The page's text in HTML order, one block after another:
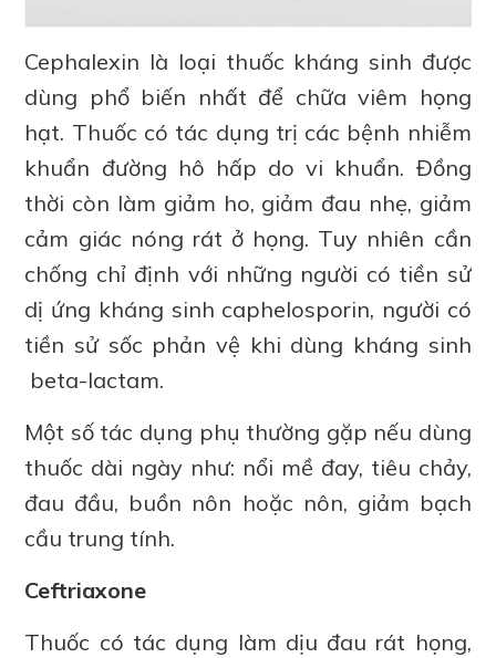
Cephalexin là loại thuốc kháng sinh được
dùng phổ biến nhất để chữa viêm họng
hạt. Thuốc có tác dụng trị các bệnh nhiễm
khuẩn đường hô hấp do vi khuẩn. Đồng
thời còn làm giảm ho, giảm đau nhẹ, giảm
cảm giác nóng rát ở họng. Tuy nhiên cần
chống chỉ định với những người có tiền sử
dị ứng kháng sinh caphelosporin, người có
tiền sử sốc phản vệ khi dùng kháng sinh
beta-lactam.
Một số tác dụng phụ thường gặp nếu dùng
thuốc dài ngày như: nổi mề đay, tiêu chảy,
đau đầu, buồn nôn hoặc nôn, giảm bạch
cầu trung tính.
Ceftriaxone
Thuốc có tác dụng làm dịu đau rát họng,